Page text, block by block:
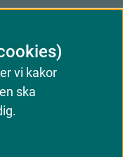
vi kakor
ska